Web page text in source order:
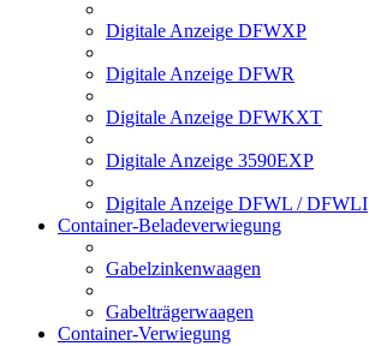
Digitale Anzeige DFWXP
Digitale Anzeige DFWR
Digitale Anzeige DFWKXT
Digitale Anzeige 3590EXP
Digitale Anzeige DFWL / DFWLI
Container-Beladeverwiegung
Gabelzinkenwaagen
Gabelträgerwaagen
Container-Verwiegung